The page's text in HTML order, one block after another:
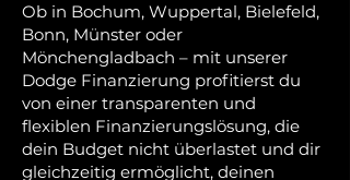
Ob in Bochum, Wuppertal, Bielefeld,
Bonn, Münster oder
Mönchengladbach – mit unserer
Dodge Finanzierung profitierst du
von einer transparenten und
flexiblen Finanzierungslösung, die
dein Budget nicht überlastet und dir
gleichzeitig ermöglicht, deinen